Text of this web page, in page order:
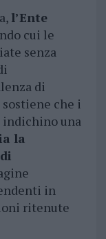
l’Ente
cui le
senza
di
che i
indichino una
la
in
ritenute